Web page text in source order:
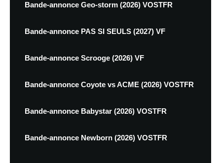
Bande-annonce Geo-storm (2026) VOSTFR
Bande-annonce PAS SI SEULS (2027) VF
Bande-annonce Scrooge (2026) VF
Bande-annonce Coyote vs ACME (2026) VOSTFR
Bande-annonce Babystar (2026) VOSTFR
Bande-annonce Newborn (2026) VOSTFR